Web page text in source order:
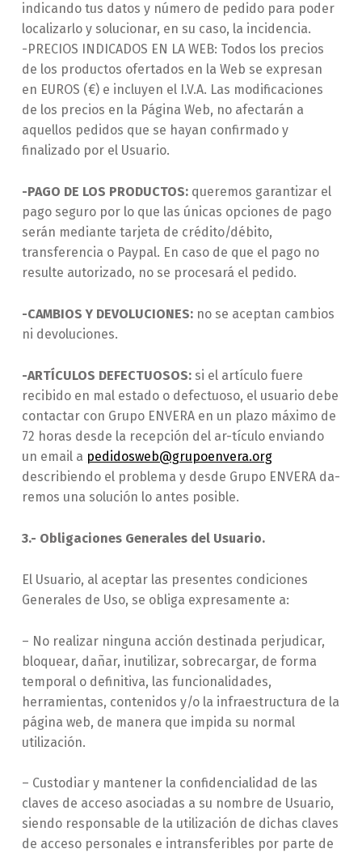
indicando tus datos y número de pedido para poder
localizarlo y solucionar, en su caso, la incidencia.
-PRECIOS INDICADOS EN LA WEB: Todos los precios
de los productos ofertados en la Web se expresan
en EUROS (€) e incluyen el I.V.A. Las modificaciones
de los precios en la Página Web, no afectarán a
aquellos pedidos que se hayan confirmado y
finalizado por el Usuario.
-PAGO DE LOS PRODUCTOS: queremos garantizar el
pago seguro por lo que las únicas opciones de pago
serán mediante tarjeta de crédito/débito,
transferencia o Paypal. En caso de que el pago no
resulte autorizado, no se procesará el pedido.
-CAMBIOS Y DEVOLUCIONES:no se aceptan cambios
ni devoluciones.
-ARTÍCULOS DEFECTUOSOS:si el artículo fuere
recibido en mal estado o defectuoso, el usuario debe
contactar con Grupo ENVERA en un plazo máximo de
72 horas desde la recepción del ar-tículo enviando
un email a pedidosweb@grupoenvera.org
describiendo el problema y desde Grupo ENVERA da-
remos una solución lo antes posible.
3.- Obligaciones Generales del Usuario.
El Usuario, al aceptar las presentes condiciones
Generales de Uso, se obliga expresamente a:
– No realizar ninguna acción destinada perjudicar,
bloquear, dañar, inutilizar, sobrecargar, de forma
temporal o definitiva, las funcionalidades,
herramientas, contenidos y/o la infraestructura de la
página web, de manera que impida su normal
utilización.
– Custodiar y mantener la confidencialidad de las
claves de acceso asociadas a su nombre de Usuario,
siendo responsable de la utilización de dichas claves
de acceso personales e intransferibles por parte de